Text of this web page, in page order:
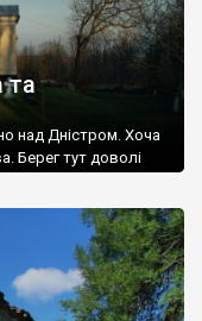
та
над Дністром. Хоча
Берег тут доволі
навколишніх
Точної дати […]